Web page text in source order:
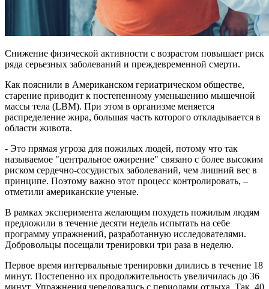
Снижение физической активности с возрастом повышает риск
ряда серьезных заболеваний и преждевременной смерти.
Как пояснили в Американском гериатрическом обществе,
старение приводит к постепенному уменьшению мышечной
массы тела (LBM). При этом в организме меняется
распределение жира, большая часть которого откладывается в
области живота.
- Это прямая угроза для пожилых людей, потому что так
называемое "центральное ожирение" связано с более высоким
риском сердечно-сосудистых заболеваний, чем лишний вес в
принципе. Поэтому важно этот процесс контролировать, –
отметили американские ученые.
В рамках эксперимента желающим похудеть пожилым людям
предложили в течение десяти недель испытать на себе
программу упражнений, разработанную исследователями.
Добровольцы посещали тренировки три раза в неделю.
Первое время интервальные тренировки длились в течение 18
минут. Постепенно их продолжительность увеличилась до 36